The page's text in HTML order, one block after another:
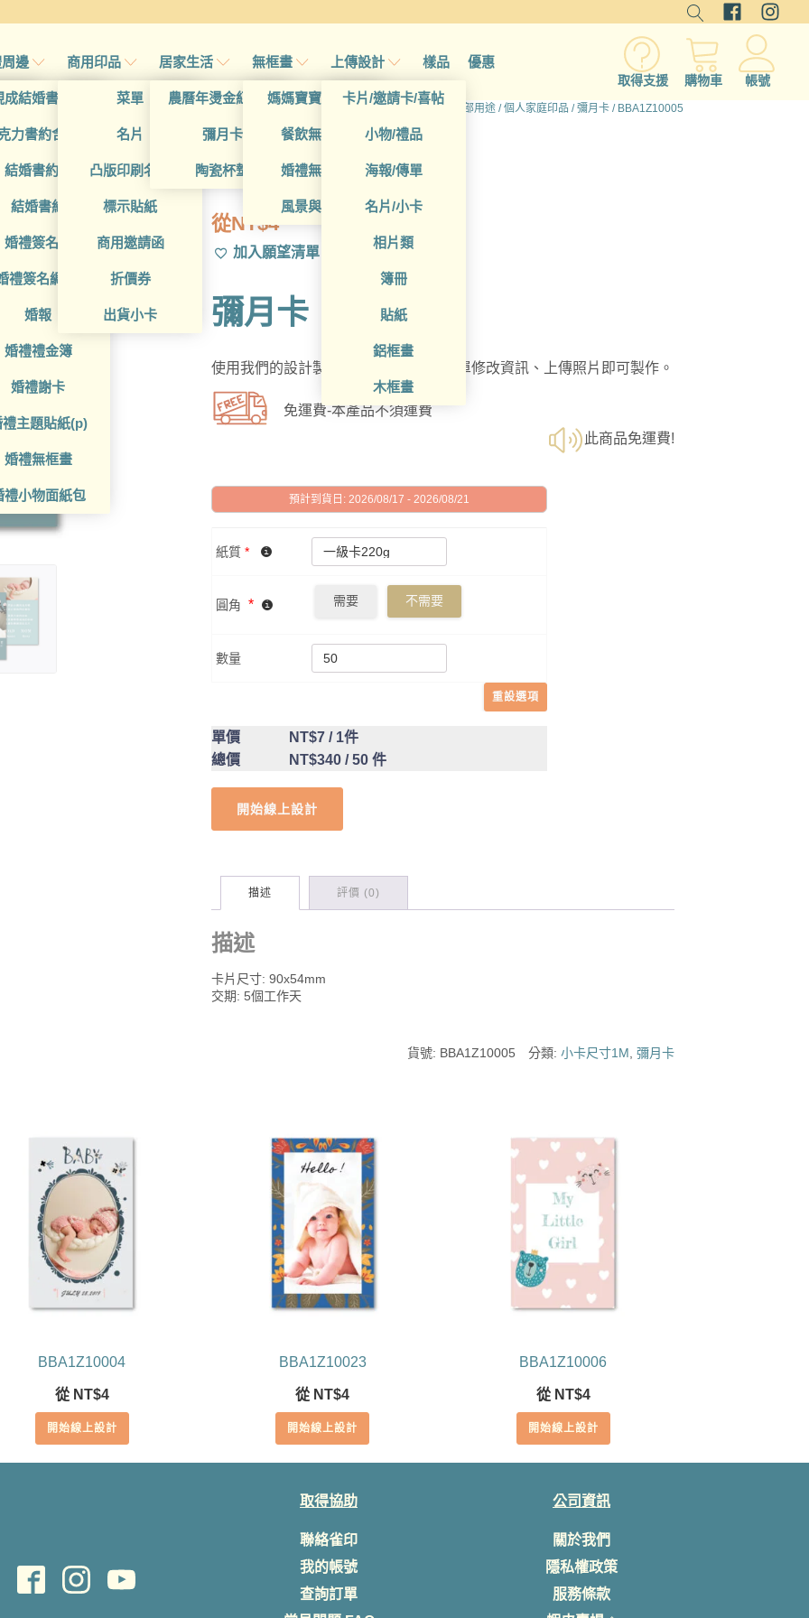
邊
成結婚書約夾
力書約含木座
結婚書約組
結婚書約
婚禮簽名簿
禮簽名綢(p)
婚報
婚禮禮金簿
婚禮謝卡
禮主題貼紙(p)
婚禮無框畫
禮小物面紙包
商用印品
菜單
名片
凸版印刷名片
標示貼紙
商用邀請函
折價券
出貨小卡
居家生活
農曆年燙金紅包袋
彌月卡
陶瓷杯墊
無框畫
媽媽寶寶無框畫
餐飲無框畫
婚禮無框畫
風景與藝術
上傳設計
卡片/邀請卡/喜帖
小物/禮品
海報/傳單
名片/小卡
相片類
簿冊
貼紙
鋁框畫
木框畫
樣品 優惠
取得支援 購物車 帳號
首頁 全部用途 /個人家庭印品 /彌月卡 / BBA1Z10005
BBA1Z10005
從NT$4
加入願望清單
彌月卡
使用我們的設計製作可愛的彌月卡，簡單修改資訊、上傳照片即可製作。
免運費-本產品不須運費
此商品免運費!
預計到貨日: 2026/08/17 - 2026/08/21
紙質 *
圓角 * 需要 不需要
數量
重設選項
單價 NT$7 / 1件
總價
NT$340 / 50 件
開始線上設計
描述 評價 (0)
描述
卡片尺寸: 90x54mm
交期: 5個工作天
貨號: BBA1Z10005 分類:小卡尺寸1M ,彌月卡
BBA1Z10004
從 NT$4
開始線上設計
BBA1Z10023
從 NT$4
開始線上設計
BBA1Z10006
從 NT$4
開始線上設計
取得協助
聯絡雀印
我的帳號
查詢訂單
公司資訊
關於我們
隱私權政策
服務條款